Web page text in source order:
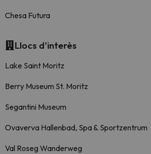
Chesa Futura
Llocs d'interès
Lake Saint Moritz
Berry Museum St. Moritz
Segantini Museum
Ovaverva Hallenbad, Spa & Sportzentrum
Val Roseg Wanderweg